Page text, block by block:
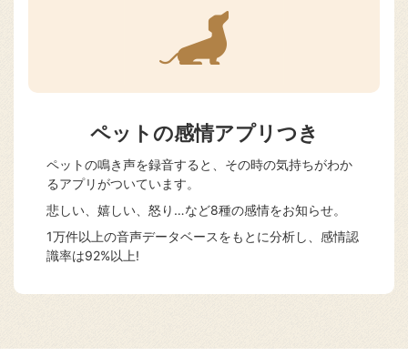
ペットの感情アプリつき
ペットの鳴き声を録音すると、その時の気持ちがわか
るアプリがついています。
悲しい、嬉しい、怒り…など8種の感情をお知らせ。
1万件以上の音声データベースをもとに分析し、感情認
識率は92%以上!